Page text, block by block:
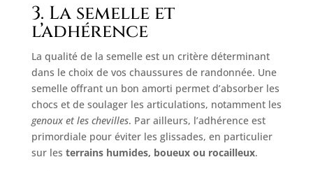
3. La semelle et
l’adhérence
La qualité de la semelle est un critère déterminant
dans le choix de vos chaussures de randonnée. Une
semelle offrant un bon amorti permet d’absorber les
chocs et de soulager les articulations, notamment les
genoux et les chevilles. Par ailleurs, l’adhérence est
primordiale pour éviter les glissades, en particulier
sur les terrains humides, boueux ou rocailleux.